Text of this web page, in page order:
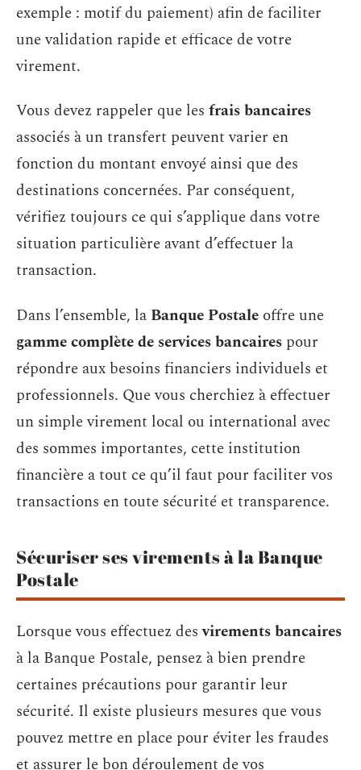
exemple : motif du paiement) afin de faciliter
une validation rapide et efficace de votre
virement.
Vous devez rappeler que les frais bancaires
associés à un transfert peuvent varier en
fonction du montant envoyé ainsi que des
destinations concernées. Par conséquent,
vérifiez toujours ce qui s’applique dans votre
situation particulière avant d’effectuer la
transaction.
Dans l’ensemble, la Banque Postale offre une
gamme complète de services bancaires pour
répondre aux besoins financiers individuels et
professionnels. Que vous cherchiez à effectuer
un simple virement local ou international avec
des sommes importantes, cette institution
financière a tout ce qu’il faut pour faciliter vos
transactions en toute sécurité et transparence.
Sécuriser ses virements à la Banque
Postale
Lorsque vous effectuez desvirements bancaires
à la Banque Postale, pensez à bien prendre
certaines précautions pour garantir leur
sécurité. Il existe plusieurs mesures que vous
pouvez mettre en place pour éviter les fraudes
et assurer le bon déroulement de vos